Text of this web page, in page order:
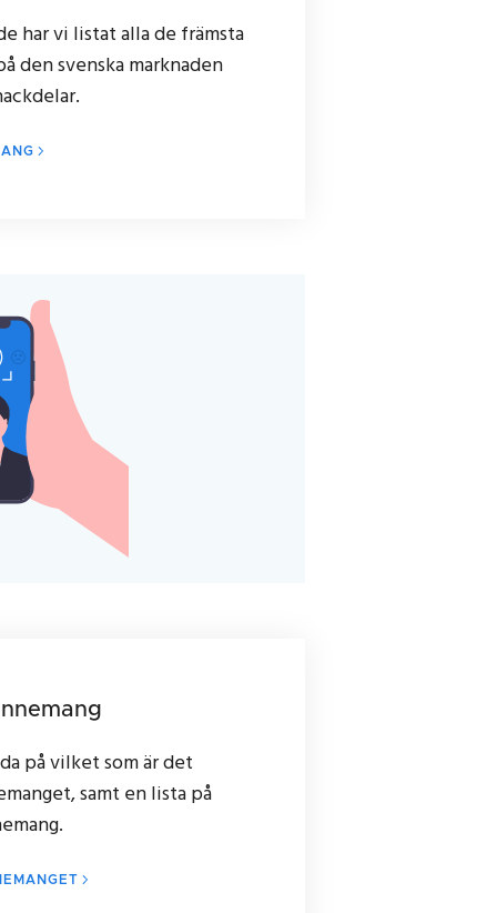
har vi listat alla de främsta
den svenska marknaden
på vilket som är det
samt en lista på